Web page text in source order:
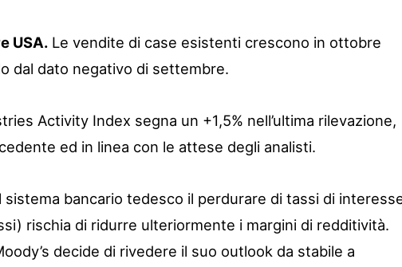
USA. Le vendite di case esistenti crescono in ottobre
dal dato negativo di settembre.
Activity Index segna un +1,5% nell’ultima rilevazione,
ed in linea con le attese degli analisti.
sistema bancario tedesco il perdurare di tassi di
rischia di ridurre ulteriormente i margini di redditività.
decide di rivedere il suo outlook da stabile a